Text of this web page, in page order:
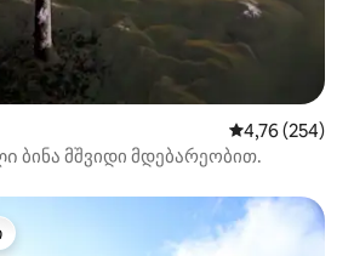
საშუალო
4,76 (254)
მშვიდი მდებარეობით.